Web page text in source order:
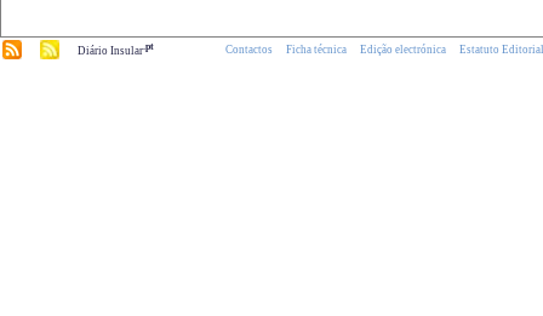
Diário Insular.pt Contactos Ficha técnica Edição electrónica Estatuto Editorial